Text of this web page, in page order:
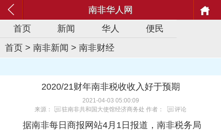
南非华人网
首页
新闻 华人
便民
首页 > 南非新闻 > 南非财经
2020/21财年南非税收收入好于预期
2021-04-03 05:00:09
来源：
驻南非共和国大使馆经济商务处 作者： 评论
据南非每日商报网站4月1日报道，南非税务局